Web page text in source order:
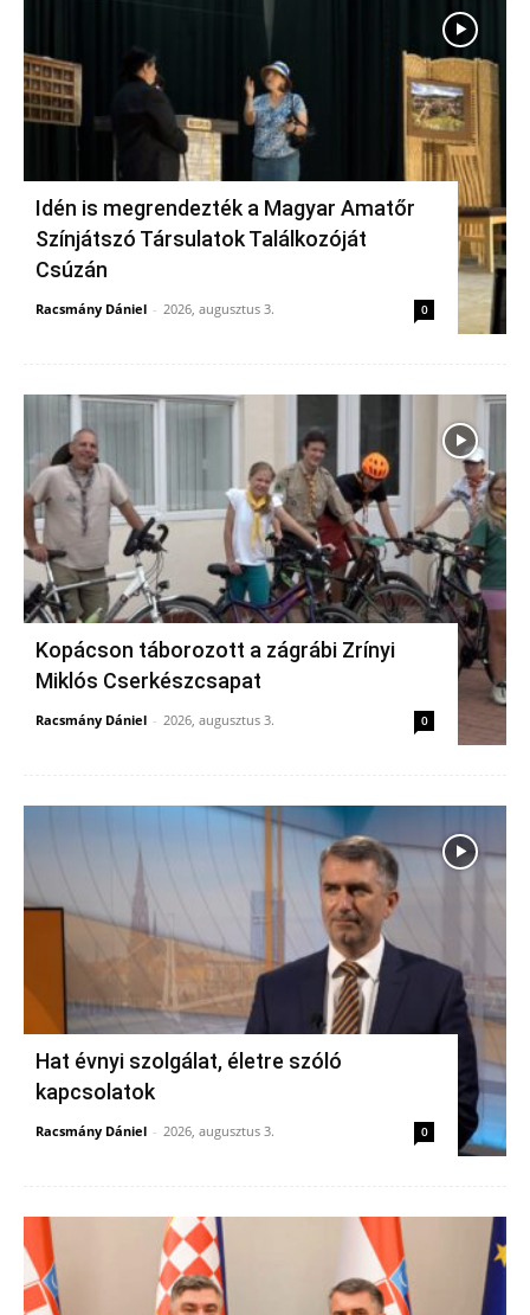
Idén is megrendezték a Magyar Amatőr
Színjátszó Társulatok Találkozóját
Csúzán
Racsmány Dániel - 2026, augusztus 3. 0
Kopácson táborozott a zágrábi Zrínyi
Miklós Cserkészcsapat
Racsmány Dániel - 2026, augusztus 3. 0
Hat évnyi szolgálat, életre szóló
kapcsolatok
Racsmány Dániel - 2026, augusztus 3. 0